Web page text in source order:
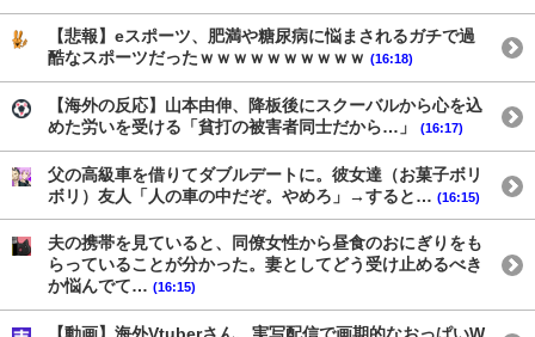
【悲報】eスポーツ、肥満や糖尿病に悩まされるガチで過
酷なスポーツだったｗｗｗｗｗｗｗｗｗｗ (16:18)
【海外の反応】山本由伸、降板後にスクーバルから心を込
めた労いを受ける「貧打の被害者同士だから…」
(16:17)
父の高級車を借りてダブルデートに。彼女達（お菓子ボリ
ボリ）友人「人の車の中だぞ。やめろ」→すると… (16:15)
夫の携帯を見ていると、同僚女性から昼食のおにぎりをも
らっていることが分かった。妻としてどう受け止めるべき
か悩んでて… (16:15)